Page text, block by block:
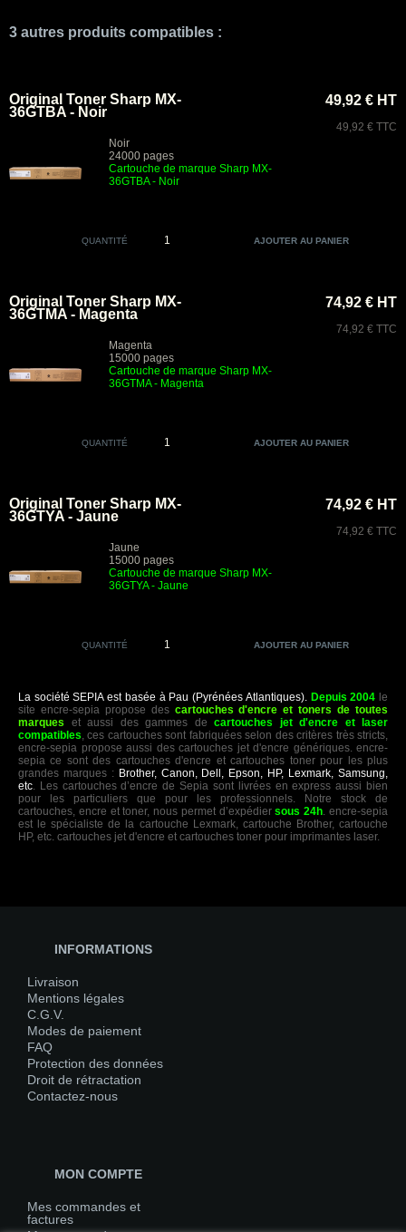
3 autres produits compatibles :
Original Toner Sharp MX-
36GTBA - Noir
Noir
24000 pages
Cartouche de marque Sharp MX-
36GTBA - Noir
49,92 € HT
49,92 € TTC
QUANTITÉ
Original Toner Sharp MX-
36GTMA - Magenta
Magenta
15000 pages
Cartouche de marque Sharp MX-
36GTMA - Magenta
74,92 € HT
74,92 € TTC
QUANTITÉ
Original Toner Sharp MX-
36GTYA - Jaune
Jaune
15000 pages
Cartouche de marque Sharp MX-
36GTYA - Jaune
74,92 € HT
74,92 € TTC
QUANTITÉ
La société SEPIA est basée à Pau (Pyrénées Atlantiques). Depuis 2004 le
site encre-sepia propose des cartouches d'encre et toners de toutes
marques et aussi des gammes de cartouches jet d'encre et laser
compatibles, ces cartouches sont fabriquées selon des critères très stricts,
encre-sepia propose aussi des cartouches jet d'encre génériques. encre-
sepia ce sont des cartouches d'encre et cartouches toner pour les plus
grandes marques : Brother, Canon, Dell, Epson, HP, Lexmark, Samsung,
etc. Les cartouches d’encre de Sepia sont livrées en express aussi bien
pour les particuliers que pour les professionnels. Notre stock de
cartouches, encre et toner, nous permet d’expédiersous 24h. encre-sepia
est le spécialiste de la cartouche Lexmark, cartouche Brother, cartouche
HP, etc. cartouches jet d'encre et cartouches toner pour imprimantes laser.
INFORMATIONS
Livraison
Mentions légales
C.G.V.
Modes de paiement
FAQ
Protection des données
Droit de rétractation
Contactez-nous
MON COMPTE
Mes commandes et
factures